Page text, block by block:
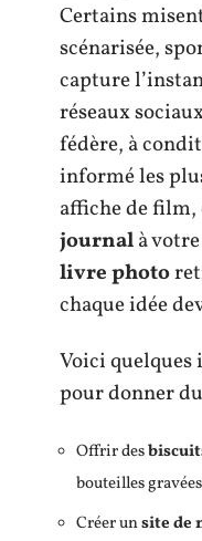
Certains
scénarisée,
capture
réseaux
fédère, à
informé les
affiche de film,
journalà
livre photo
chaque idée
Voici
pour donner
Offrir des
bouteilles
Créer unsite de